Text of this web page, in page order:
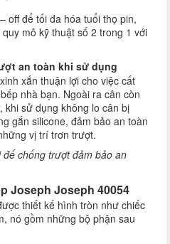
off để tối đa hóa tuổi thọ pin,
mô kỹ thuật số 2 trong 1 với
an toàn khi sử dụng
xắn thuận lợi cho việc cất
nhà bạn. Ngoài ra cân còn
sử dụng không lo cân bị
gắn silicone, đảm bảo an toàn
vị trí trơn trượt.
chống trượt đảm bảo an
Joseph Joseph 40054
thiết kế hình tròn như chiếc
nó gồm những bộ phận sau